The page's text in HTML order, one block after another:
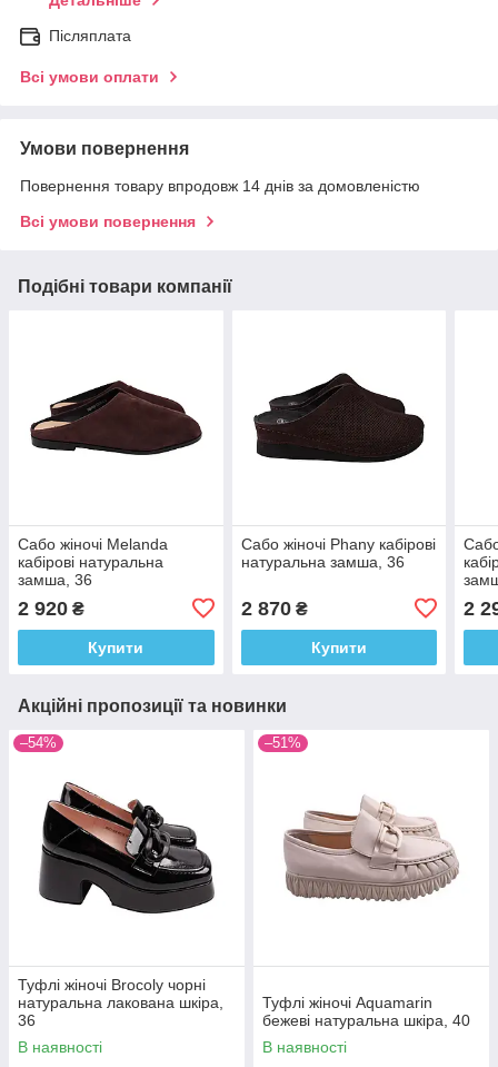
Післяплата
Всі умови оплати
Умови повернення
Повернення товару впродовж 14 днів за домовленістю
Всі умови повернення
Подібні товари компанії
Сабо жіночі Melanda
кабірові натуральна
замша, 36
2 920 ₴
Купити
Сабо жіночі Phany кабірові
натуральна замша, 36
2 870₴
Купити
2
Акційні пропозиції та новинки
–54%
Туфлі жіночі Brocoly чорні
натуральна лакована шкіра,
36
В наявності
–51%
Туфлі жіночі Aquamarin
бежеві натуральна шкіра, 40
В наявності